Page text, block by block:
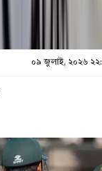
০৯ জুলাই, ২০২৬